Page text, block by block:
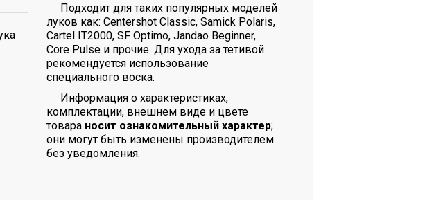
Подходит для таких популярных моделей
луков как: Centershot Classic, Samick Polaris,
Cartel IT2000, SF Optimo, Jandao Beginner,
Core Pulse и прочие. Для ухода за тетивой
рекомендуется использование
специального воска.
Информация о характеристиках,
комплектации, внешнем виде и цвете
товара носит ознакомительный характер;
они могут быть изменены производителем
без уведомления.